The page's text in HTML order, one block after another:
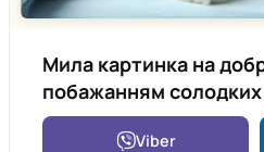
Мила картинка на
побажанням солодких
Viber